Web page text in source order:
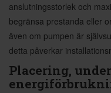
anslutningsstorlek och
begränsa prestanda eller
även om pumpen är
detta påverkar
Placering,